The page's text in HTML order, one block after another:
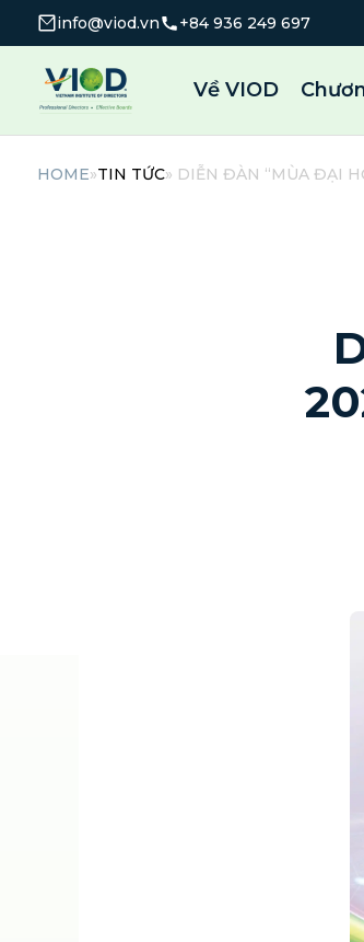
info@viod.vn +84 936 249 697
Về VIOD
HOME»TIN TỨC» DIỄN ĐÀN “MÙA ĐẠI